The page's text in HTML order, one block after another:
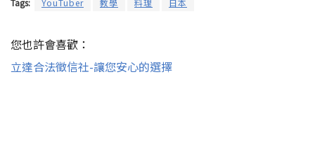
Tags: YouTuber 教學 料理 日本
您也許會喜歡：
立達合法徵信社-讓您安心的選擇